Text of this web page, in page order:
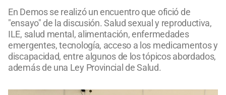
En Demos se realizó un encuentro que ofició de
"ensayo" de la discusión. Salud sexual y reproductiva,
ILE, salud mental, alimentación, enfermedades
emergentes, tecnología, acceso a los medicamentos y
discapacidad, entre algunos de los tópicos abordados,
además de una Ley Provincial de Salud.